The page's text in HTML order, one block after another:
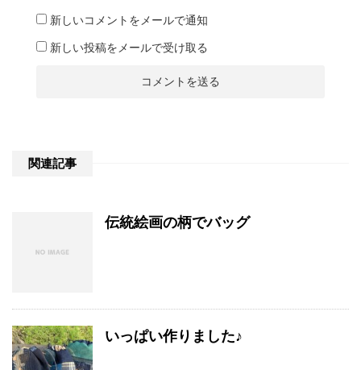
新しいコメントをメールで通知
新しい投稿をメールで受け取る
関連記事
伝統絵画の柄でバッグ
いっぱい作りました♪